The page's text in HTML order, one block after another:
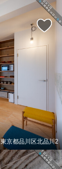
東京都品川区北品川2